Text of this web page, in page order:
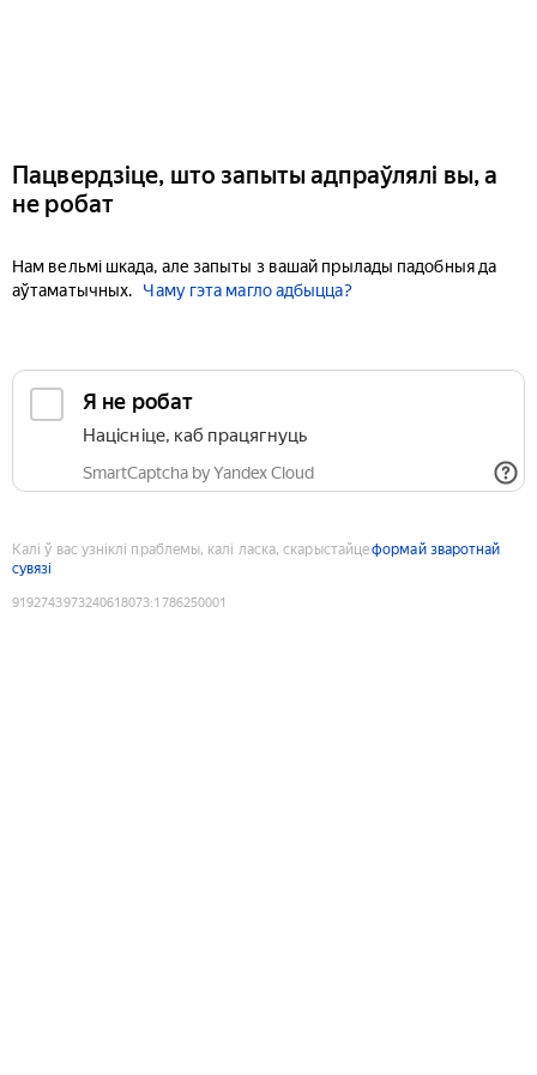
Пацвердзіце, што запыты адпраўлялі вы, а
не робат
Нам вельмі шкада, але запыты з вашай прылады падобныя да
аўтаматычных.
Чаму гэта магло адбыцца?
Я не робат
Націсніце, каб працягнуць
SmartCaptcha by Yandex Cloud
Калі ў вас узніклі праблемы, калі ласка, скарыстайцеформай зваротнай
сувязі
9192743973240618073:1786250001